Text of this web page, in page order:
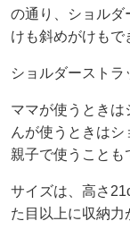
の通り、ショルダ
けも斜めがけもで
ショルダーストラ
ママが使うときは
んが使うときはシ
親子で使うことも
サイズは、高さ
た目以上に収納力